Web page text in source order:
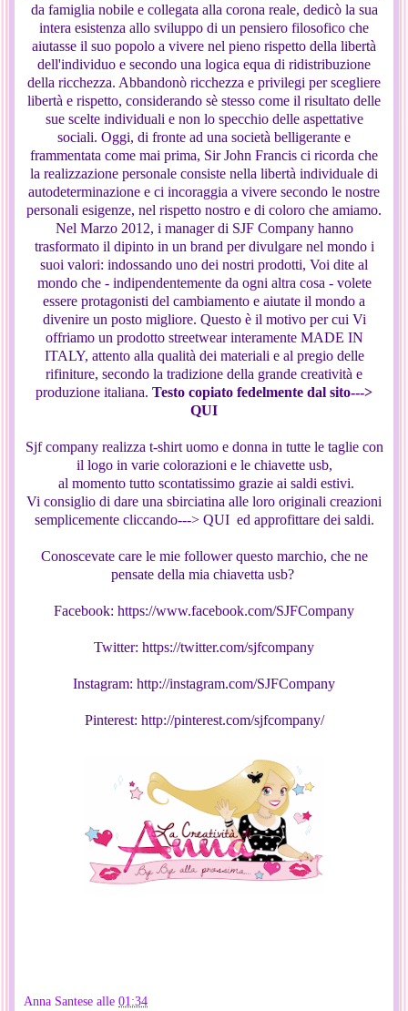
da famiglia nobile e collegata alla corona reale, dedicò la sua
intera esistenza allo sviluppo di un pensiero filosofico che
aiutasse il suo popolo a vivere nel pieno rispetto della libertà
dell'individuo e secondo una logica equa di ridistribuzione
della ricchezza. Abbandonò ricchezza e privilegi per scegliere
libertà e rispetto, considerando sè stesso come il risultato delle
sue scelte individuali e non lo specchio delle aspettative
sociali. Oggi, di fronte ad una società belligerante e
frammentata come mai prima, Sir John Francis ci ricorda che
la realizzazione personale consiste nella libertà individuale di
autodeterminazione e ci incoraggia a vivere secondo le nostre
personali esigenze, nel rispetto nostro e di coloro che amiamo.
Nel Marzo 2012, i manager di SJF Company hanno
trasformato il dipinto in un brand per divulgare nel mondo i
suoi valori: indossando uno dei nostri prodotti, Voi dite al
mondo che - indipendentemente da ogni altra cosa - volete
essere protagonisti del cambiamento e aiutate il mondo a
divenire un posto migliore. Questo è il motivo per cui Vi
offriamo un prodotto streetwear interamente MADE IN
ITALY, attento alla qualità dei materiali e al pregio delle
rifiniture, secondo la tradizione della grande creatività e
produzione italiana. Testo copiato fedelmente dal sito--->
QUI
Sjf company realizza t-shirt uomo e donna in tutte le taglie con
il logo in varie colorazioni e le chiavette usb,
al momento tutto scontatissimo grazie ai saldi estivi.
Vi consiglio di dare una sbirciatina alle loro originali creazioni
semplicemente cliccando---> QUI ed approfittare dei saldi.
Conoscevate care le mie follower questo marchio, che ne
pensate della mia chiavetta usb?
Facebook: https://www.facebook.com/SJFCompany
Twitter: https://twitter.com/sjfcompany
Instagram: http://instagram.com/SJFCompany
Pinterest: http://pinterest.com/sjfcompany/
Anna Santese alle 01:34